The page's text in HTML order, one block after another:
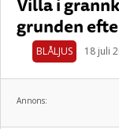
grunden
BLÅLJUS 18 juli
Annons: